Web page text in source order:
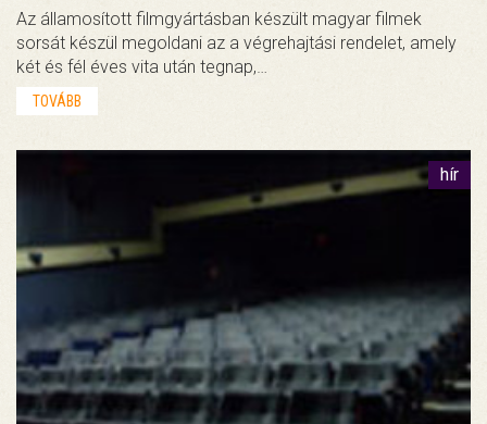
Az államosított filmgyártásban készült magyar filmek
sorsát készül megoldani az a végrehajtási rendelet, amely
két és fél éves vita után tegnap,…
TOVÁBB
hír